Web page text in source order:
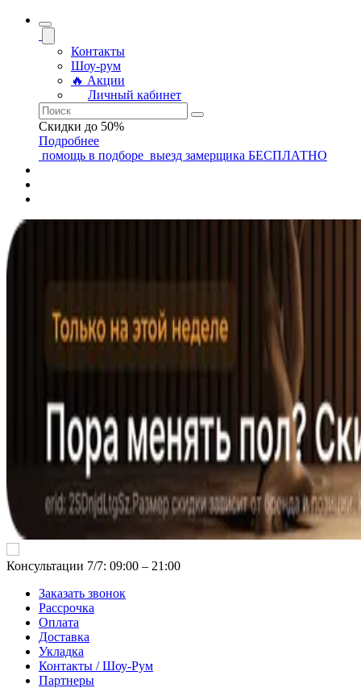
Контакты
Шоу-рум
🔥 Акции
Личный кабинет
Скидки до 50%
Подробнее
помощь в подборе выезд замерщика БЕСПЛАТНО
Консультации 7/7: 09:00 ‒ 21:00
Заказать звонок
Рассрочка
Оплата
Доставка
Укладка
Контакты / Шоу-Рум
Партнеры